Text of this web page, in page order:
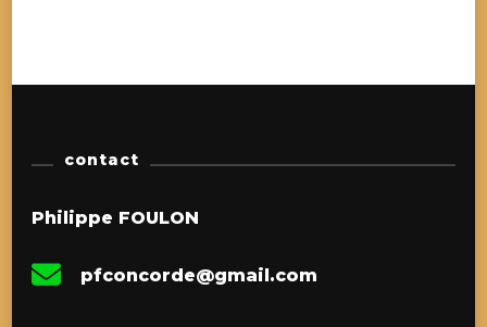
contact
Philippe FOULON
pfconcorde@gmail.com